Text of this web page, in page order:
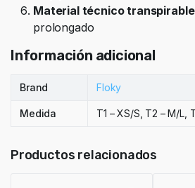
Material técnico transpirable
prolongado
Información adicional
Brand Floky
Medida T1 – XS/S, T2 – M/L,
Productos relacionados